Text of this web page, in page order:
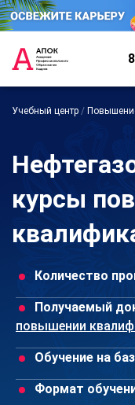
Учебный центр /
курсы
Количество
Получаемый
повышении
Обучение на
Формат